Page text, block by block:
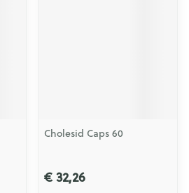
Cholesid Caps 60
€ 32,26